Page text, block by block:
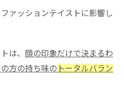
ァッションテイストに影響し
は、 顔の印象だけで決まるわ
方の持ち味の トータルバラン